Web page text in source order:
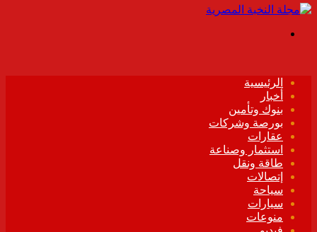
الرئيسية
أخبار
بنوك وتأمين
بورصة وشركات
عقارات
استثمار وصناعة
طاقة ونقل
إتصالات
سياحة
سيارات
منوعات